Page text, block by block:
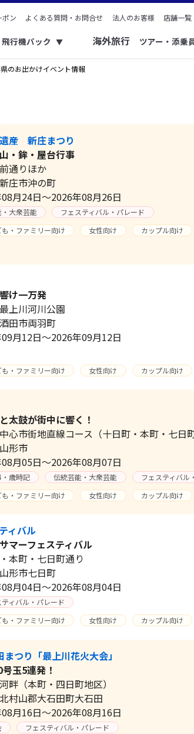
ポン よくある質問・お問合せ 法人のお客様 店舗一覧
行機パック ▼ 海外旅行 ツアー・添乗
のお出かけイベント情報
産 新庄まつり
・鉾・屋台行事
通りほか
庄市沖の町
月24日～2026年08月26日
大衆芸能
フェスティバル・パレード
も・ファミリー向け 女性向け カップル向け
け一万発
上川河川公園
田市両羽町
月12日～2026年09月12日
も・ファミリー向け 女性向け カップル向け
太鼓が街中に響く！
心市街地直線コース（十日町・本町・七日
形市
月05日～2026年08月07日
歳時記 伝統芸能・大衆芸能
フェスティバル
も・ファミリー向け 女性向け カップル向け
ィバル
マーフェスティバル
本町・七日町通り
形市七日町
月04日～2026年08月04日
ィバル・パレード
も・ファミリー向け 女性向け カップル向け
つり「最上川花火大会」
玉5連発！
畔（本町・四日町地区）
村山郡大石田町大石田
月16日～2026年08月16日
フェスティバル・パレード